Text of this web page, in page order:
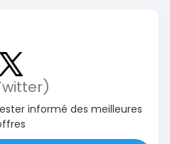
informé des meilleures